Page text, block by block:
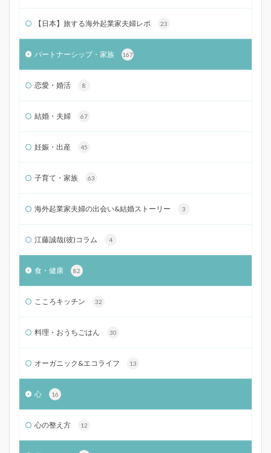
【日本】旅する海外起業家夫婦レポ 23
パートナーシップ・家族 167
恋愛・婚活 8
結婚・夫婦 67
妊娠・出産 45
子育て・家族 63
海外起業家夫婦の出会い&結婚ストーリー 3
江藤誠哉(彼)コラム 4
食・健康 82
こころキッチン 32
料理・おうちごはん 30
オーガニック&エコライフ 13
心 16
心の整え方 12